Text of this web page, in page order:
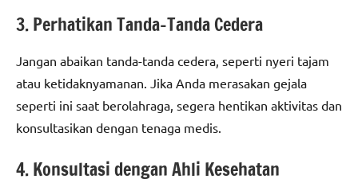
3. Perhatikan Tanda-Tanda Cedera
Jangan abaikan tanda-tanda cedera, seperti nyeri tajam
atau ketidaknyamanan. Jika Anda merasakan gejala
seperti ini saat berolahraga, segera hentikan aktivitas dan
konsultasikan dengan tenaga medis.
4. Konsultasi dengan Ahli Kesehatan